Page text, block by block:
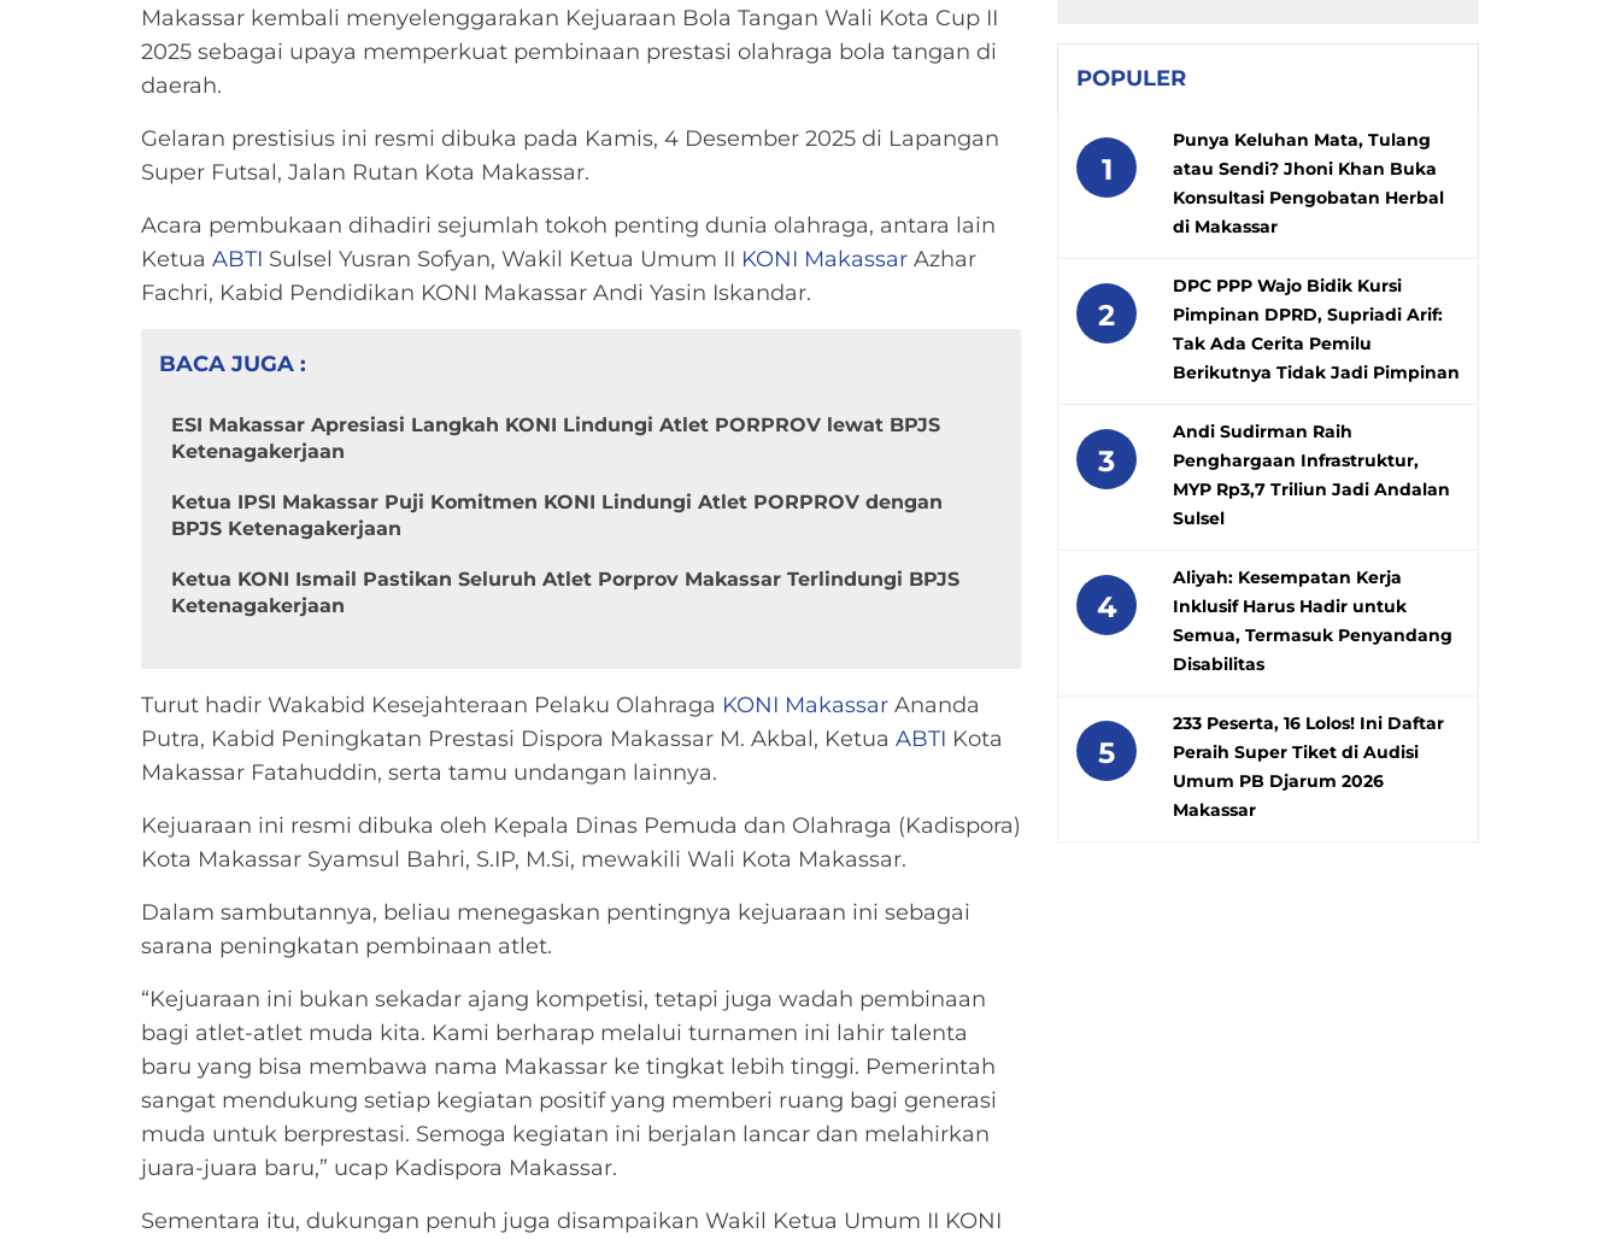
Makassar kembali menyelenggarakan Kejuaraan Bola Tangan Wali Kota Cup II
2025 sebagai upaya memperkuat pembinaan prestasi olahraga bola tangan di
daerah.
Gelaran prestisius ini resmi dibuka pada Kamis, 4 Desember 2025 di Lapangan
Super Futsal, Jalan Rutan Kota Makassar.
Acara pembukaan dihadiri sejumlah tokoh penting dunia olahraga, antara lain
Ketua ABTI Sulsel Yusran Sofyan, Wakil Ketua Umum II KONI Makassar Azhar
Fachri, Kabid Pendidikan KONI Makassar Andi Yasin Iskandar.
BACA JUGA :
ESI Makassar Apresiasi Langkah KONI Lindungi Atlet PORPROV lewat BPJS
Ketenagakerjaan
Ketua IPSI Makassar Puji Komitmen KONI Lindungi Atlet PORPROV dengan
BPJS Ketenagakerjaan
Ketua KONI Ismail Pastikan Seluruh Atlet Porprov Makassar Terlindungi BPJS
Ketenagakerjaan
Turut hadir Wakabid Kesejahteraan Pelaku Olahraga KONI Makassar Ananda
Putra, Kabid Peningkatan Prestasi Dispora Makassar M. Akbal, Ketua ABTI Kota
Makassar Fatahuddin, serta tamu undangan lainnya.
Kejuaraan ini resmi dibuka oleh Kepala Dinas Pemuda dan Olahraga (Kadispora)
Kota Makassar Syamsul Bahri, S.IP, M.Si, mewakili Wali Kota Makassar.
Dalam sambutannya, beliau menegaskan pentingnya kejuaraan ini sebagai
sarana peningkatan pembinaan atlet.
“Kejuaraan ini bukan sekadar ajang kompetisi, tetapi juga wadah pembinaan
bagi atlet-atlet muda kita. Kami berharap melalui turnamen ini lahir talenta
baru yang bisa membawa nama Makassar ke tingkat lebih tinggi. Pemerintah
sangat mendukung setiap kegiatan positif yang memberi ruang bagi generasi
muda untuk berprestasi. Semoga kegiatan ini berjalan lancar dan melahirkan
juara-juara baru,” ucap Kadispora Makassar.
Sementara itu, dukungan penuh juga disampaikan Wakil Ketua Umum II KONI
POPULER
1
Punya Keluhan Mata, Tulang
atau Sendi? Jhoni Khan Buka
Konsultasi Pengobatan Herbal
di Makassar
2
DPC PPP Wajo Bidik Kursi
Pimpinan DPRD, Supriadi Arif:
Tak Ada Cerita Pemilu
Berikutnya Tidak Jadi Pimpinan
3
Andi Sudirman Raih
Penghargaan Infrastruktur,
MYP Rp3,7 Triliun Jadi Andalan
Sulsel
4
Aliyah: Kesempatan Kerja
Inklusif Harus Hadir untuk
Semua, Termasuk Penyandang
Disabilitas
5
233 Peserta, 16 Lolos! Ini Daftar
Peraih Super Tiket di Audisi
Umum PB Djarum 2026
Makassar